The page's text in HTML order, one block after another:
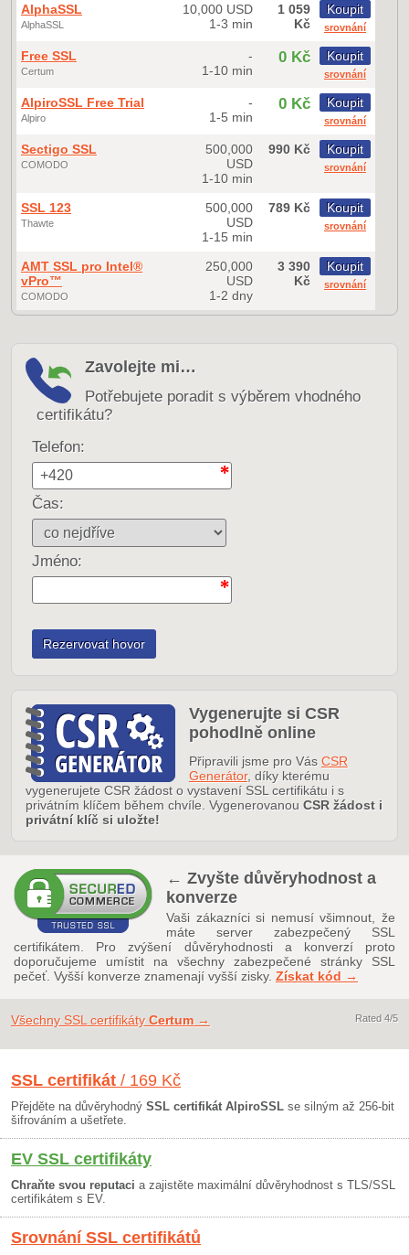
AlphaSSL
AlphaSSL
10,000 USD
1-3 min
1 059
Kč
Koupit
srovnání
Free SSL
Certum
-
1-10 min
0 Kč Koupit
srovnání
AlpiroSSL Free Trial
Alpiro
-
1-5 min
0 Kč Koupit
srovnání
Sectigo SSL
COMODO
500,000
USD
1-10 min
990 Kč Koupit
srovnání
SSL 123
Thawte
500,000
USD
1-15 min
789 Kč Koupit
srovnání
AMT SSL pro Intel®
vPro™
COMODO
250,000
USD
1-2 dny
3 390
Kč
Koupit
srovnání
Zavolejte mi…
Potřebujete poradit s výběrem vhodného
certifikátu?
Telefon:
Čas:
Jméno:
Vygenerujte si CSR
pohodlně online
Připravili jsme pro Vás CSR
Generátor, díky kterému
vygenerujete CSR žádost o vystavení SSL certifikátu i s
privátním klíčem během chvíle. Vygenerovanou CSR žádost i
privátní klíč si uložte!
← Zvyšte důvěryhodnost a
konverze
Vaši zákazníci si nemusí všimnout, že
máte server zabezpečený SSL
certifikátem. Pro zvýšení důvěryhodnosti a konverzí proto
doporučujeme umístit na všechny zabezpečené stránky SSL
pečeť. Vyšší konverze znamenají vyšší zisky. Získat kód →
Rated 4/5
Všechny SSL certifikátyCertum →
SSL certifikát / 169 Kč
Přejděte na důvěryhodný SSL certifikát AlpiroSSL se silným až 256-bit
šifrováním a ušetřete.
EV SSL certifikáty
Chraňte svou reputaci a zajistěte maximální důvěryhodnost s TLS/SSL
certifikátem s EV.
Srovnání SSL certifikátů